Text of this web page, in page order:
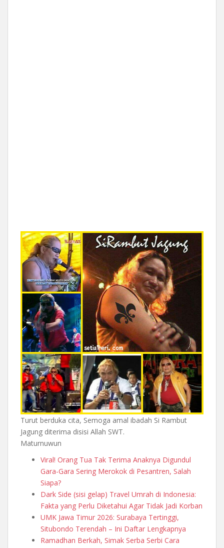
Turut berduka cita, Semoga amal ibadah Si Rambut
Jagung diterima disisi Allah SWT.
Maturnuwun
Viral! Orang Tua Tak Terima Anaknya Digundul
Gara-Gara Sering Merokok di Pesantren, Salah
Siapa?
Dark Side (sisi gelap) Travel Umrah di Indonesia:
Fakta yang Perlu Diketahui Agar Tidak Jadi Korban
UMK Jawa Timur 2026: Surabaya Tertinggi,
Situbondo Terendah – Ini Daftar Lengkapnya
Ramadhan Berkah, Simak Serba Serbi Cara